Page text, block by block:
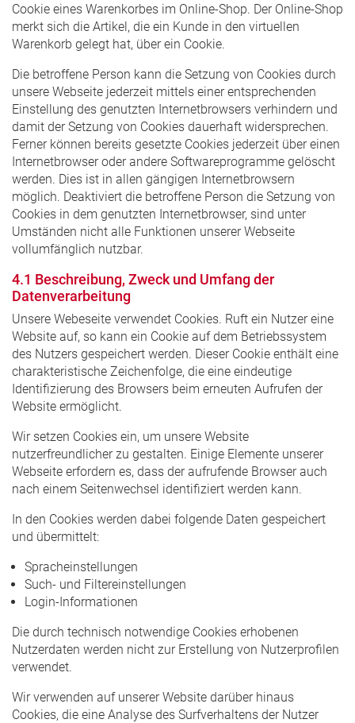
Cookie eines Warenkorbes im Online-Shop. Der Online-Shop
merkt sich die Artikel, die ein Kunde in den virtuellen
Warenkorb gelegt hat, über ein Cookie.
Die betroffene Person kann die Setzung von Cookies durch
unsere Webseite jederzeit mittels einer entsprechenden
Einstellung des genutzten Internetbrowsers verhindern und
damit der Setzung von Cookies dauerhaft widersprechen.
Ferner können bereits gesetzte Cookies jederzeit über einen
Internetbrowser oder andere Softwareprogramme gelöscht
werden. Dies ist in allen gängigen Internetbrowsern
möglich. Deaktiviert die betroffene Person die Setzung von
Cookies in dem genutzten Internetbrowser, sind unter
Umständen nicht alle Funktionen unserer Webseite
vollumfänglich nutzbar.
4.1 Beschreibung, Zweck und Umfang der
Datenverarbeitung
Unsere Webeseite verwendet Cookies. Ruft ein Nutzer eine
Website auf, so kann ein Cookie auf dem Betriebssystem
des Nutzers gespeichert werden. Dieser Cookie enthält eine
charakteristische Zeichenfolge, die eine eindeutige
Identifizierung des Browsers beim erneuten Aufrufen der
Website ermöglicht.
Wir setzen Cookies ein, um unsere Website
nutzerfreundlicher zu gestalten. Einige Elemente unserer
Webseite erfordern es, dass der aufrufende Browser auch
nach einem Seitenwechsel identifiziert werden kann.
In den Cookies werden dabei folgende Daten gespeichert
und übermittelt:
Spracheinstellungen
Such- und Filtereinstellungen
Login-Informationen
Die durch technisch notwendige Cookies erhobenen
Nutzerdaten werden nicht zur Erstellung von Nutzerprofilen
verwendet.
Wir verwenden auf unserer Website darüber hinaus
Cookies, die eine Analyse des Surfverhaltens der Nutzer